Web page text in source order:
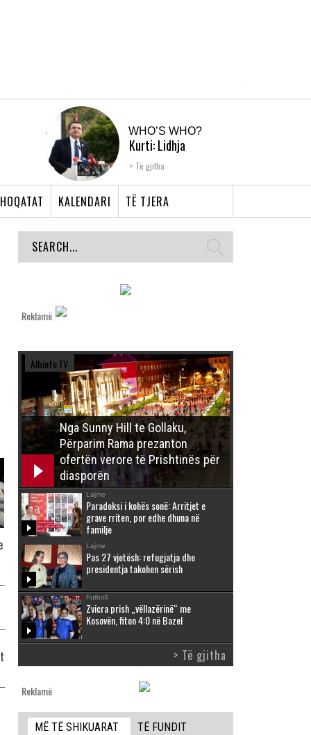
WHO’S WHO?
Kurti: Lidhja
Shqiptare e Prizrenit,
Të gjitha
KALENDARI TË TJERA
Reklamë
Albinfo.TV
Nga Sunny Hill te Gollaku,
Përparim Rama prezanton
ofertën verore të Prishtinës për
diasporën
Lajme
Paradoksi i kohës sonë: Arritjet e
grave rriten, por edhe dhuna në
familje
Lajme
Pas 27 vjetësh: refugjatja dhe
presidentja takohen sërish
Futboll
Zvicra prish „vëllazërinë“ me
Kosovën, fiton 4:0 në Bazel
> Të gjitha
Reklamë
MË TË SHIKUARAT
TË FUNDIT